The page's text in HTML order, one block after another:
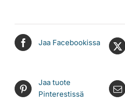
Jaa Facebookissa
Jaa tuote
Pinterestissä